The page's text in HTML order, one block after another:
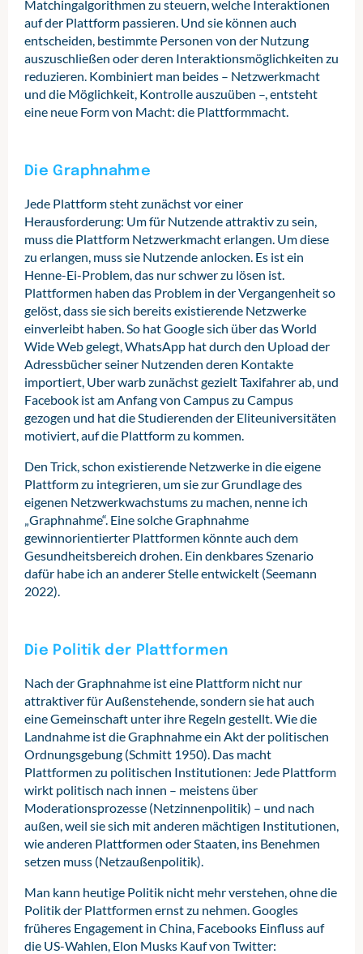
Matchingalgorithmen zu steuern, welche Interaktionen
auf der Plattform passieren. Und sie können auch
entscheiden, bestimmte Personen von der Nutzung
auszuschließen oder deren Interaktionsmöglichkeiten zu
reduzieren. Kombiniert man beides – Netzwerkmacht
und die Möglichkeit, Kontrolle auszuüben –, entsteht
eine neue Form von Macht: die Plattformmacht.
Die Graphnahme
Jede Plattform steht zunächst vor einer
Herausforderung: Um für Nutzende attraktiv zu sein,
muss die Plattform Netzwerkmacht erlangen. Um diese
zu erlangen, muss sie Nutzende anlocken. Es ist ein
Henne-Ei-Problem, das nur schwer zu lösen ist.
Plattformen haben das Problem in der Vergangenheit so
gelöst, dass sie sich bereits existierende Netzwerke
einverleibt haben. So hat Google sich über das World
Wide Web gelegt, WhatsApp hat durch den Upload der
Adressbücher seiner Nutzenden deren Kontakte
importiert, Uber warb zunächst gezielt Taxifahrer ab, und
Facebook ist am Anfang von Campus zu Campus
gezogen und hat die Studierenden der Eliteuniversitäten
motiviert, auf die Plattform zu kommen.
Den Trick, schon existierende Netzwerke in die eigene
Plattform zu integrieren, um sie zur Grundlage des
eigenen Netzwerkwachstums zu machen, nenne ich
„Graphnahme“. Eine solche Graphnahme
gewinnorientierter Plattformen könnte auch dem
Gesundheitsbereich drohen. Ein denkbares Szenario
dafür habe ich an anderer Stelle entwickelt (Seemann
2022).
Die Politik der Plattformen
Nach der Graphnahme ist eine Plattform nicht nur
attraktiver für Außenstehende, sondern sie hat auch
eine Gemeinschaft unter ihre Regeln gestellt. Wie die
Landnahme ist die Graphnahme ein Akt der politischen
Ordnungsgebung (Schmitt 1950). Das macht
Plattformen zu politischen Institutionen: Jede Plattform
wirkt politisch nach innen – meistens über
Moderationsprozesse (Netzinnenpolitik) – und nach
außen, weil sie sich mit anderen mächtigen Institutionen,
wie anderen Plattformen oder Staaten, ins Benehmen
setzen muss (Netzaußenpolitik).
Man kann heutige Politik nicht mehr verstehen, ohne die
Politik der Plattformen ernst zu nehmen. Googles
früheres Engagement in China, Facebooks Einfluss auf
die US-Wahlen, Elon Musks Kauf von Twitter: